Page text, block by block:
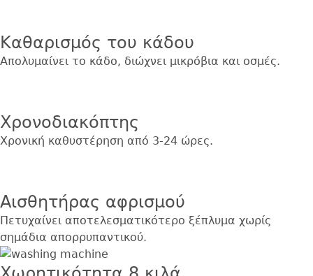
Καθαρισμός του κάδου
Απολυμαίνει το κάδο, διώχνει μικρόβια και οσμές.
Χρονοδιακόπτης
Χρονική καθυστέρηση από 3-24 ώρες.
Αισθητήρας αφρισμού
Πετυχαίνει αποτελεσματικότερο ξέπλυμα χωρίς
σημάδια απορρυπαντικού.